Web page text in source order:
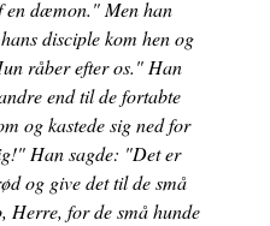
en dæmon." Men han
disciple kom hen og
råber efter os." Han
end til de fortabte
og kastede sig ned for
Han sagde: "Det er
og give det til de små
Herre, for de små hunde